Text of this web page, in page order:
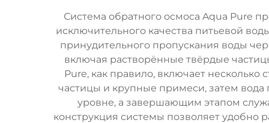
Система обратного осмоса Aqua Pure
исключительного качества питьевой
принудительного пропускания воды
включая растворённые твёрдые
Pure, как правило, включает
частицы и крупные примеси, затем
уровне, а завершающим этапом
конструкция системы позволяет удобно